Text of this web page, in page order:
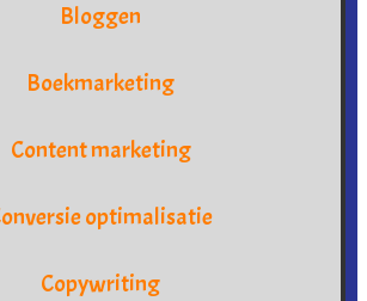
Bloggen
Boekmarketing
Content marketing
optimalisatie
Copywriting